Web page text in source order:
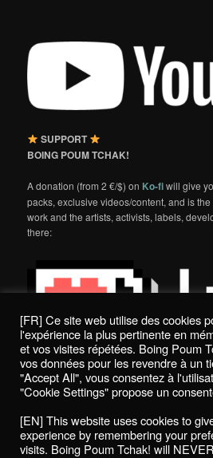
SUPPORT
BOING POUM TCHAK!
A donation (from 2 €/$) on Ko-fiwill give
packs, exclusive videos/content, and is
work and the artists, activists, labels,
there:
Politique de confidentialité / Privacy
Boing Poum Tchak! - 2022
[FR] Ce site web utilise des cookies
l'expérience la plus pertinente en
et vos visites répétées. Boing Poum
vos données pour les revendre à un
"Accept All", vous consentez à
"Cookie Settings" propose un
[EN] This website uses cookies to
experience by remembering your
visits. Boing Poum Tchak! will